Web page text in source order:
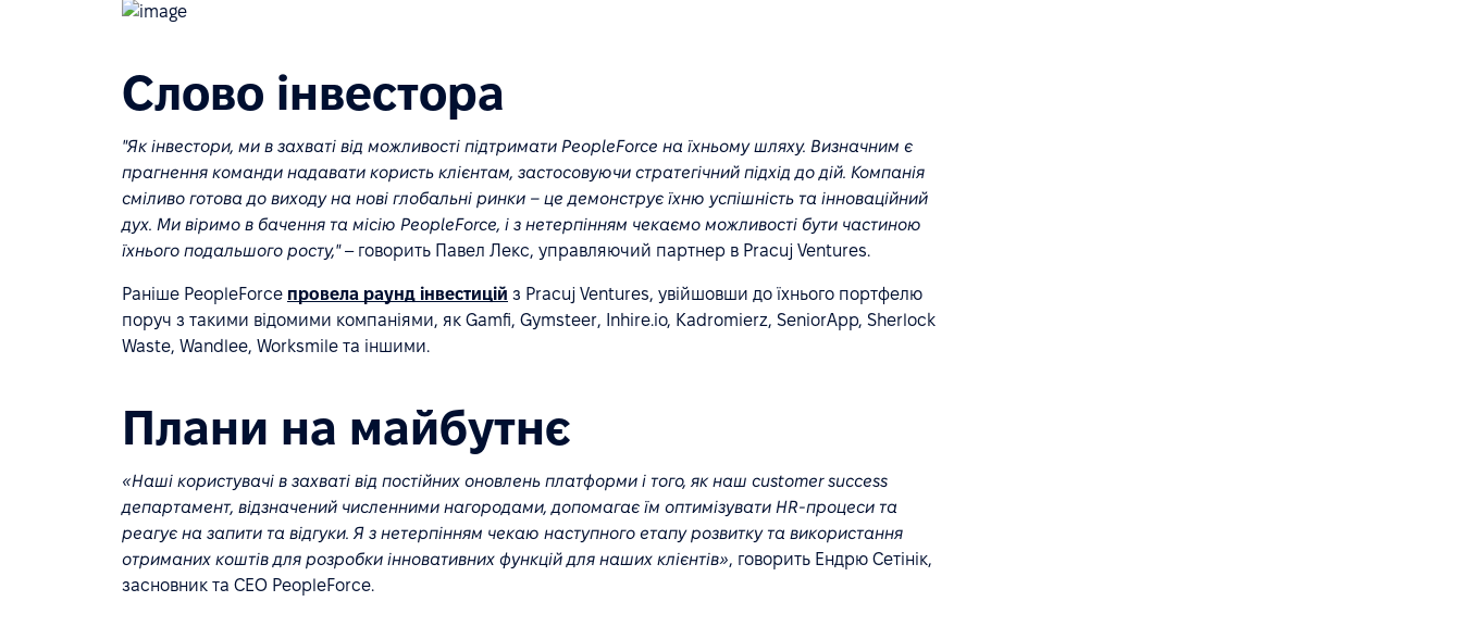
Слово інвестора
"Як інвестори, ми в захваті від можливості підтримати PeopleForce на їхньому шляху. Визначним є
прагнення команди надавати користь клієнтам, застосовуючи стратегічний підхід до дій. Компанія
сміливо готова до виходу на нові глобальні ринки – це демонструє їхню успішність та інноваційний
дух. Ми віримо в бачення та місію PeopleForce, і з нетерпінням чекаємо можливості бути частиною
їхнього подальшого росту,"– говорить Павел Лекс, управляючий партнер в Pracuj Ventures.
Раніше PeopleForce провела раунд інвестицій з Pracuj Ventures, увійшовши до їхнього портфелю
поруч з такими відомими компаніями, як Gamfi, Gymsteer, Inhire.io, Kadromierz, SeniorApp, Sherlock
Waste, Wandlee, Worksmile та іншими.
Плани на майбутнє
«Наші користувачі в захваті від постійних оновлень платформи і того, як наш customer success
департамент, відзначений численними нагородами, допомагає їм оптимізувати HR-процеси та
реагує на запити та відгуки. Я з нетерпінням чекаю наступного етапу розвитку та використання
отриманих коштів для розробки інновативних функцій для наших клієнтів», говорить Ендрю Сетінік,
засновник та CEO PeopleForce.